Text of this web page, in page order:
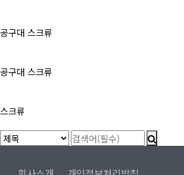
공구대 스크류
공구대 스크류
스크류